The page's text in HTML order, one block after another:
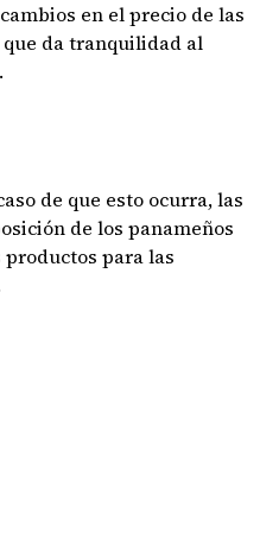
en el precio de las
da tranquilidad al
de que esto ocurra, las
de los panameños
productos para las